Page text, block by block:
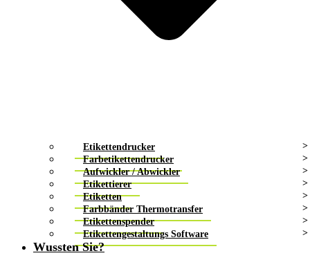
Etikettendrucker
Farbetikettendrucker
Aufwickler / Abwickler
Etikettierer
Etiketten
Farbbänder Thermotransfer
Etikettenspender
Etikettengestaltungs Software
Wussten Sie?